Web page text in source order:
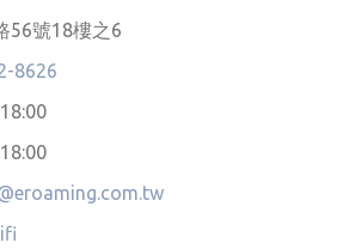
56號18樓之6
8626